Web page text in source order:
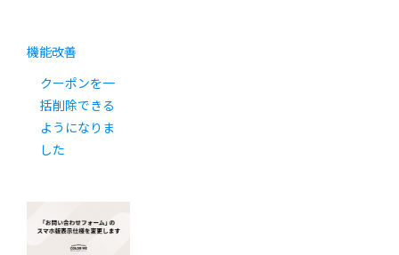
機能改善
クーポンを一
括削除できる
ようになりま
した